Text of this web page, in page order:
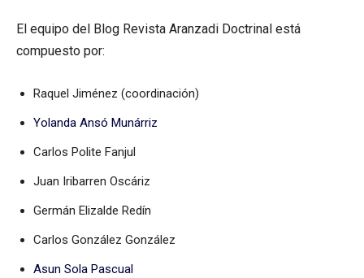
El equipo del Blog Revista Aranzadi Doctrinal está
compuesto por:
Raquel Jiménez (coordinación)
Yolanda Ansó Munárriz
Carlos Polite Fanjul
Juan Iribarren Oscáriz
Germán Elizalde Redín
Carlos González González
Asun Sola Pascual